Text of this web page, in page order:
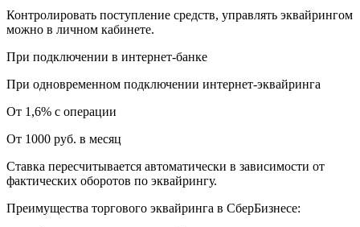
Контролировать поступление средств, управлять эквайрингом
можно в личном кабинете.
При подключении в интернет-банке
При одновременном подключении интернет-эквайринга
От 1,6% с операции
От 1000 руб. в месяц
Ставка пересчитывается автоматически в зависимости от
фактических оборотов по эквайрингу.
Преимущества торгового эквайринга в СберБизнесе: